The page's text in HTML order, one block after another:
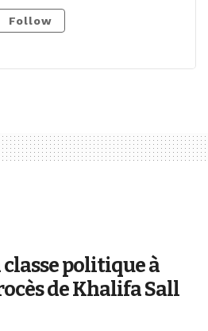
Follow
politique à
de Khalifa Sall